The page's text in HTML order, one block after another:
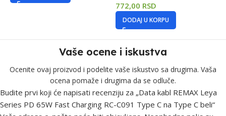
772,00 RSD
DODAJ U KORPU
Vaše ocene i iskustva
Ocenite ovaj proizvod i podelite vaše iskustvo sa drugima. Vaša
ocena pomaže i drugima da se odluče.
Budite prvi koji će napisati recenziju za „Data kabl REMAX Leya
Series PD 65W Fast Charging RC-C091 Type C na Type C beli“